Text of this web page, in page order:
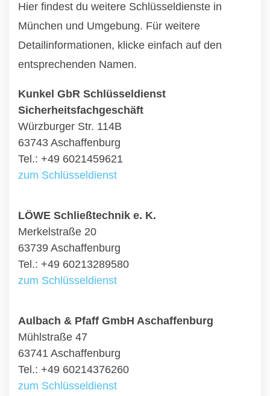
Hier findest du weitere Schlüsseldienste in
München und Umgebung. Für weitere
Detailinformationen, klicke einfach auf den
entsprechenden Namen.
Kunkel GbR Schlüsseldienst
Sicherheitsfachgeschäft
Würzburger Str. 114B
63743 Aschaffenburg
Tel.: +49 6021459621
zum Schlüsseldienst
LÖWE Schließtechnik e. K.
Merkelstraße 20
63739 Aschaffenburg
Tel.: +49 60213289580
zum Schlüsseldienst
Aulbach & Pfaff GmbH Aschaffenburg
Mühlstraße 47
63741 Aschaffenburg
Tel.: +49 60214376260
zum Schlüsseldienst